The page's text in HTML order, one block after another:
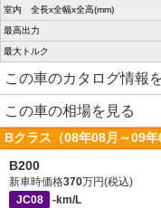
室内 全長x全幅x全高(mm)
最高出力
最大トルク
この車のカタログ情報
この車の相場を見る
Bクラス（08年08月～09
B200
新車時価格370万円(税込)
JC08
-km/L